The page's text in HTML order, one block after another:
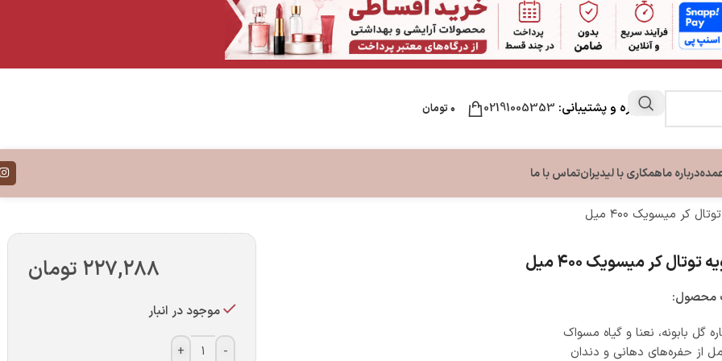
مشاوره و پشتیبانی: 02191005353 ۰ تومان
بدننرم کننده و بالم لبتقویت کننده ناخن
درباره ماهمکاری با لیدیرانتماس با ما
کر میسویک ۴۰۰ میل
کر میسویک ۴۰۰ میل
محصول:
گل بابونه، نعنا و گیاه مسواک
از حفره‌های دهانی و دندان
۲۲۷,۲۸۸ تومان
موجود در انبار
-
+